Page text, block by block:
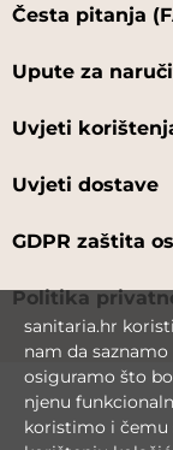
Česta pitanja
Upute za
Uvjeti
Uvjeti dostave
GDPR zaštita
Politika
sanitaria.hr
nam da
osiguramo što
njenu
koristimo i čemu